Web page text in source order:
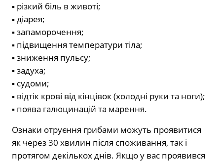
▪ різкий біль в животі;
▪ діарея;
▪ запаморочення;
▪ підвищення температури тіла;
▪ зниження пульсу;
▪ задуха;
▪ судоми;
▪ відтік крові від кінцівок (холодні руки та ноги);
▪ поява галюцинацій та марення.
Ознаки отруєння грибами можуть проявитися
як через 30 хвилин після споживання, так і
протягом декількох днів. Якщо у вас проявився